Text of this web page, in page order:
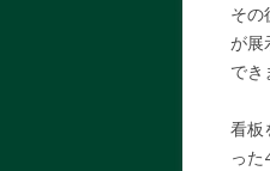
その
が展
でき
看板
っ